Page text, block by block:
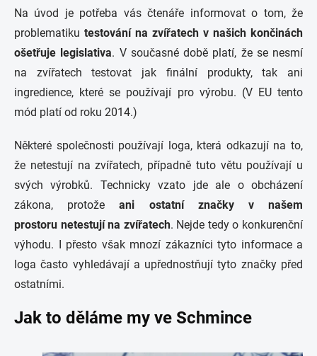
Na úvod je potřeba vás čtenáře informovat o tom, že
problematiku testování na zvířatech v našich končinách
ošetřuje legislativa. V současné době platí, že se nesmí
na zvířatech testovat jak finální produkty, tak ani
ingredience, které se používají pro výrobu. (V EU tento
mód platí od roku 2014.)
Některé společnosti používají loga, která odkazují na to,
že netestují na zvířatech, případně tuto větu používají u
svých výrobků. Technicky vzato jde ale o obcházení
zákona, protože ani ostatní značky v našem
prostoru netestují na zvířatech. Nejde tedy o konkurenční
výhodu. I přesto však mnozí zákazníci tyto informace a
loga často vyhledávají a upřednostňují tyto značky před
ostatními.
Jak to děláme my ve Schmince